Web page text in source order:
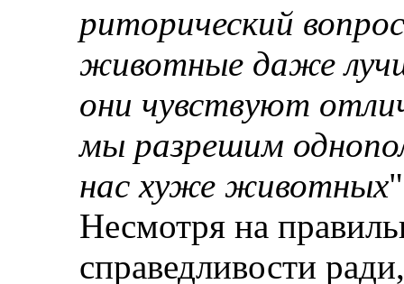
риторический
животные даже
они чувствуют
мы разрешим
нас хуже животных
Несмотря на
справедливости